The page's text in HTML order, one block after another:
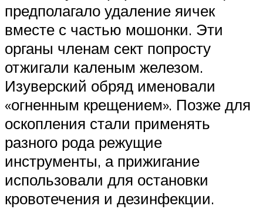
предполагало удаление яичек
вместе с частью мошонки. Эти
органы членам сект попросту
отжигали каленым железом.
Изуверский обряд именовали
«огненным крещением». Позже для
оскопления стали применять
разного рода режущие
инструменты, а прижигание
использовали для остановки
кровотечения и дезинфекции.